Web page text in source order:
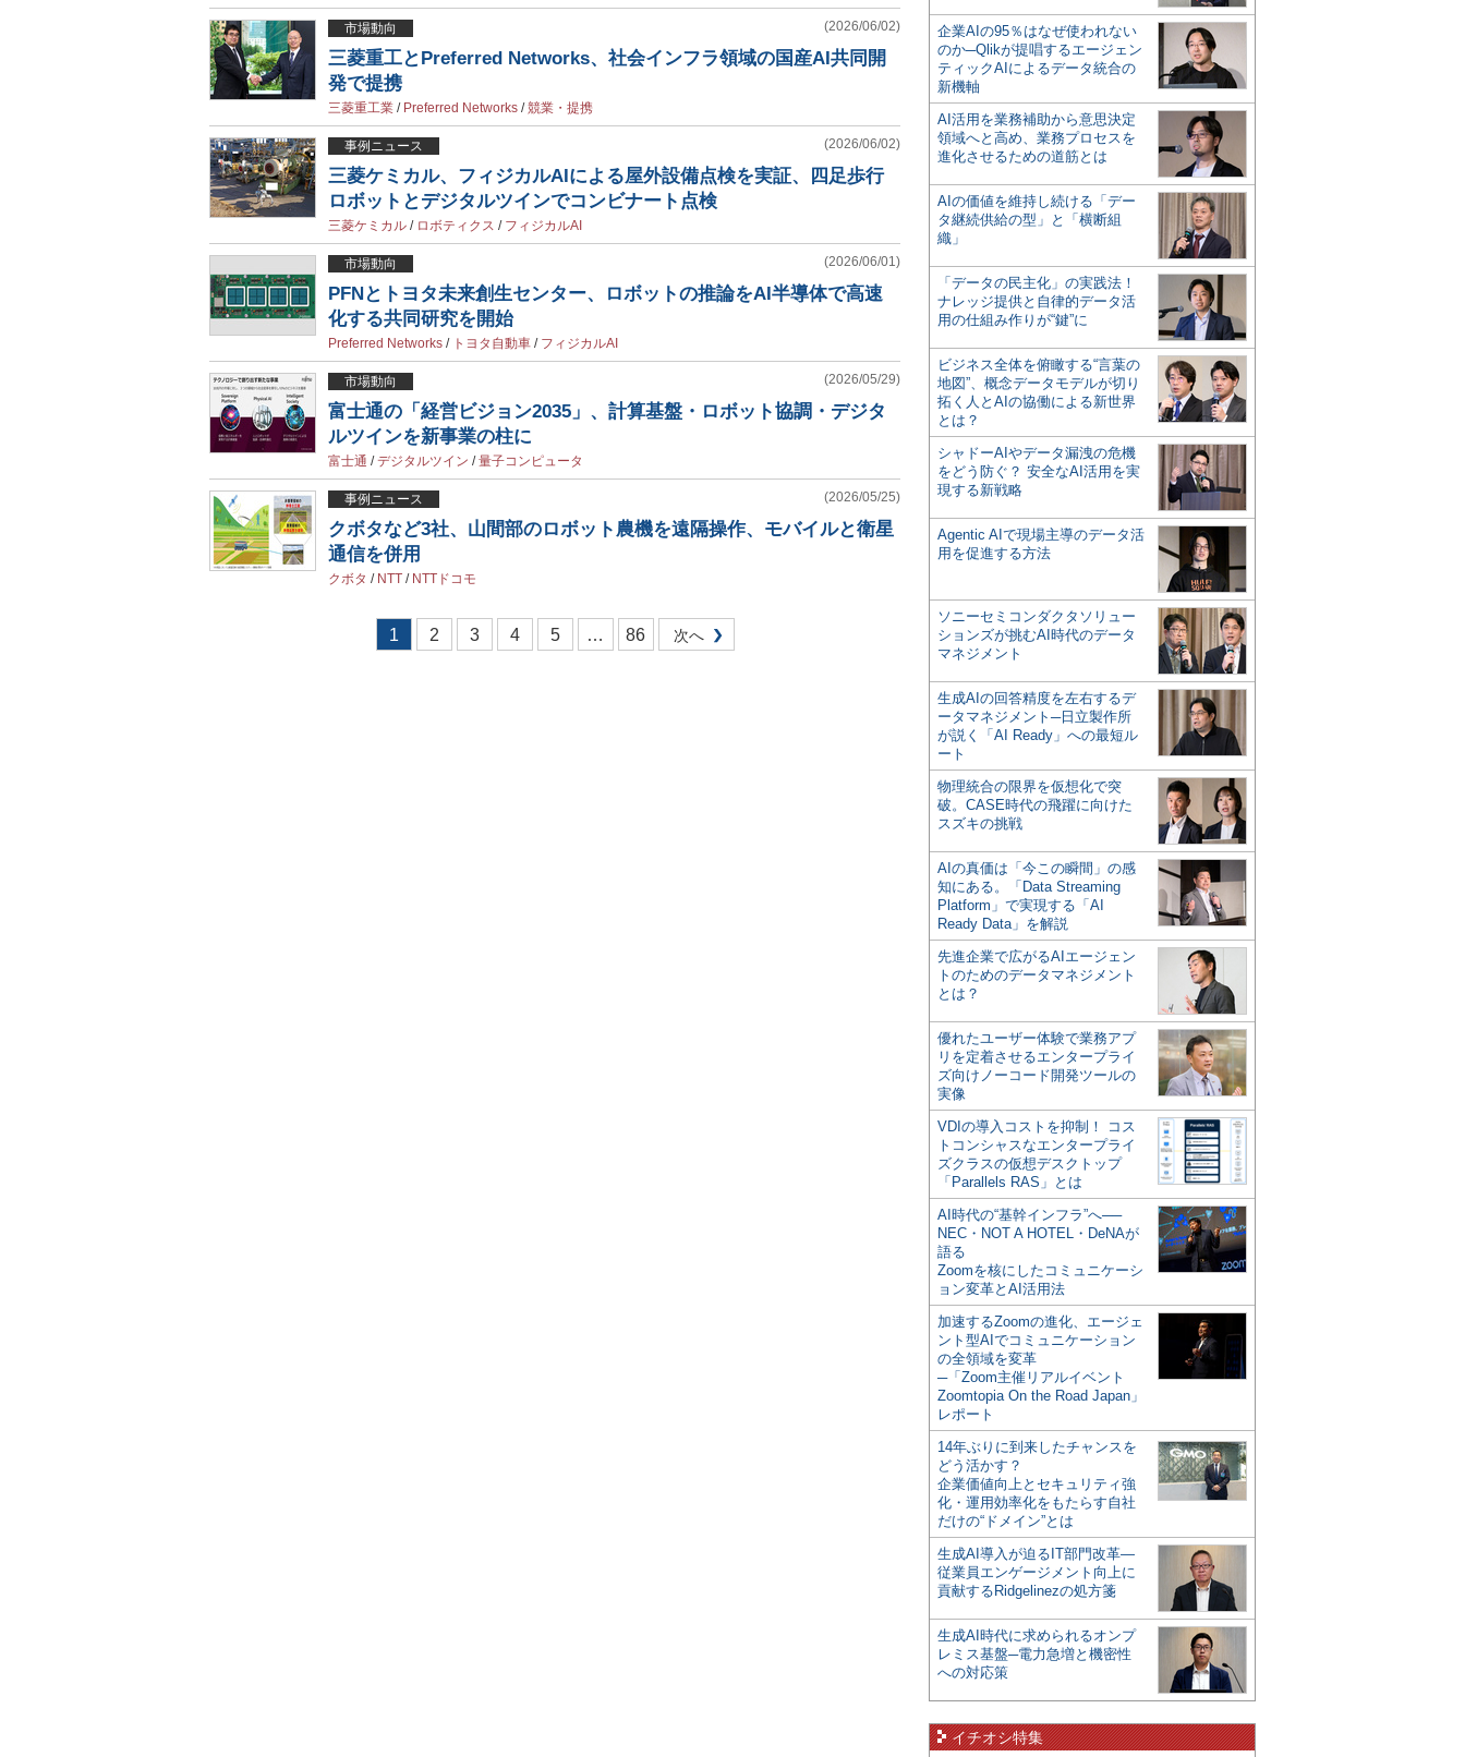
市場動向 (2026/06/02)
三菱重工とPreferred Networks、社会インフラ領域の国産AI共同開
発で提携
三菱重工業 / Preferred Networks /競業・提携
事例ニュース (2026/06/02)
三菱ケミカル、フィジカルAIによる屋外設備点検を実証、四足歩行
ロボットとデジタルツインでコンビナート点検
三菱ケミカル / ロボティクス / フィジカルAI
市場動向 (2026/06/01)
PFNとトヨタ未来創生センター、ロボットの推論をAI半導体で高速
化する共同研究を開始
Preferred Networks / トヨタ自動車 / フィジカルAI
市場動向 (2026/05/29)
富士通の「経営ビジョン2035」、計算基盤・ロボット協調・デジタ
ルツインを新事業の柱に
富士通 /デジタルツイン /量子コンピュータ
事例ニュース (2026/05/25)
クボタなど3社、山間部のロボット農機を遠隔操作、モバイルと衛星
通信を併用
クボタ / NTT / NTTドコモ
1 2 3 4 5 … 86 次へ
企業AIの95％はなぜ使われない
のか─Qlikが提唱するエージェン
ティックAIによるデータ統合の
新機軸
AI活用を業務補助から意思決定
領域へと高め、業務プロセスを
進化させるための道筋とは
AIの価値を維持し続ける「デー
タ継続供給の型」と「横断組
織」
「データの民主化」の実践法！
ナレッジ提供と自律的データ活
用の仕組み作りが“鍵”に
ビジネス全体を俯瞰する“言葉の
地図”、概念データモデルが切り
拓く人とAIの協働による新世界
とは？
シャドーAIやデータ漏洩の危機
をどう防ぐ？ 安全なAI活用を実
現する新戦略
Agentic AIで現場主導のデータ活
用を促進する方法
ソニーセミコンダクタソリュー
ションズが挑むAI時代のデータ
マネジメント
生成AIの回答精度を左右するデ
ータマネジメント─日立製作所
が説く「AI Ready」への最短ル
ート
物理統合の限界を仮想化で突
破。CASE時代の飛躍に向けた
スズキの挑戦
AIの真価は「今この瞬間」の感
知にある。「Data Streaming
Platform」で実現する「AI
Ready Data」を解説
先進企業で広がるAIエージェン
トのためのデータマネジメント
とは？
優れたユーザー体験で業務アプ
リを定着させるエンタープライ
ズ向けノーコード開発ツールの
実像
VDIの導入コストを抑制！ コス
トコンシャスなエンタープライ
ズクラスの仮想デスクトップ
「Parallels RAS」とは
AI時代の“基幹インフラ”へ──
NEC・NOT A HOTEL・DeNAが
語る
Zoomを核にしたコミュニケーシ
ョン変革とAI活用法
加速するZoomの進化、エージェ
ント型AIでコミュニケーション
の全領域を変革
─「Zoom主催リアルイベント
Zoomtopia On the Road Japan」
レポート
14年ぶりに到来したチャンスを
どう活かす？
企業価値向上とセキュリティ強
化・運用効率化をもたらす自社
だけの“ドメイン”とは
生成AI導入が迫るIT部門改革―
従業員エンゲージメント向上に
貢献するRidgelinezの処方箋
生成AI時代に求められるオンプ
レミス基盤─電力急増と機密性
への対応策
イチオシ特集